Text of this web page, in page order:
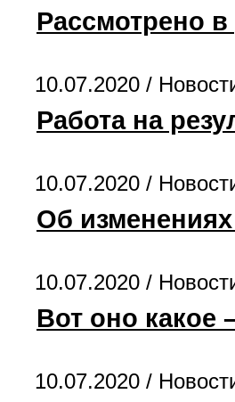
Рассмотрено
10.07.2020 /
Работа на
10.07.2020 /
Об изменениях
10.07.2020 /
Вот оно какое
10.07.2020 /